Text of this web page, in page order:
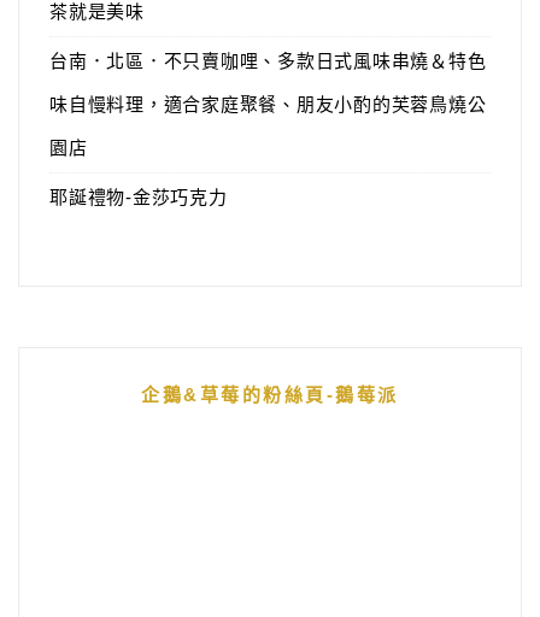
茶就是美味
台南．北區．不只賣咖哩、多款日式風味串燒＆特色
味自慢料理，適合家庭聚餐、朋友小酌的芙蓉鳥燒公
園店
耶誕禮物-金莎巧克力
企鵝&草莓的粉絲頁-鵝莓派